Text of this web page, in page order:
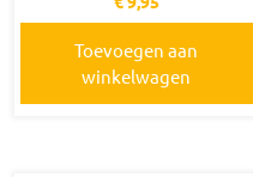
Toevoegen aan
winkelwagen